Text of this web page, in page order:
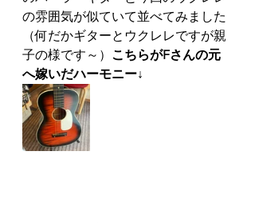
の雰囲気が似ていて並べてみました
（何だかギターとウクレレですが親
子の様です～） こちらがFさんの元
へ嫁いだハーモニー↓